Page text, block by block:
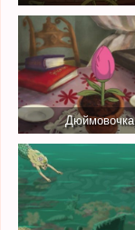
Дюймовочка